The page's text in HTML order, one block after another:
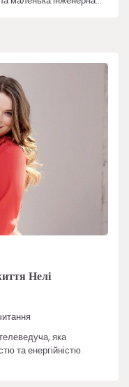
Нелі
яка
та енергійністю.